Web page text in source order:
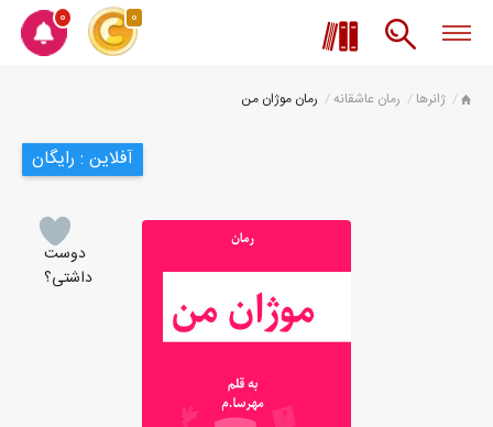
0 0
ژانرها رمان عاشقانه رمان موژان من
آفلاین : رایگان
دوست
داشتی؟